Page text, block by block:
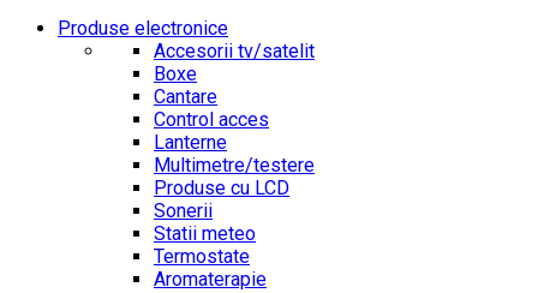
Produse electronice
Accesorii tv/satelit
Boxe
Cantare
Control acces
Lanterne
Multimetre/testere
Produse cu LCD
Sonerii
Statii meteo
Termostate
Aromaterapie